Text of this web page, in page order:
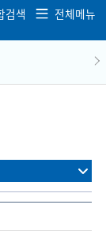
검색 전체메뉴